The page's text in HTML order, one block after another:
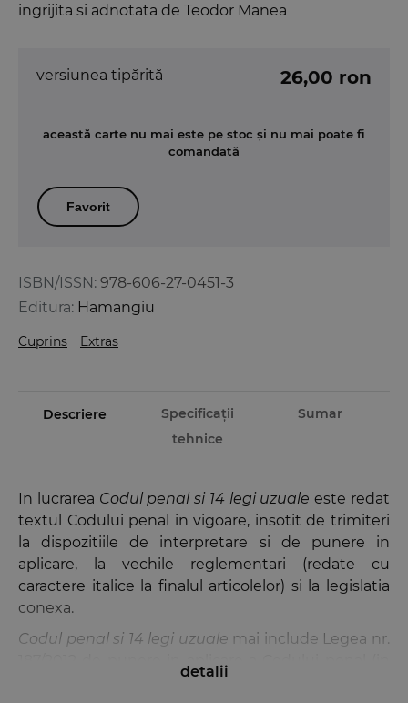
ingrijita si adnotata de Teodor Manea
ISBN/ISSN: 978-606-27-0451-3
Editura: Hamangiu
Cuprins Extras
versiunea tipărită 26,00 ron
această carte nu mai este pe stoc și nu mai poate fi
comandată
Favorit
Descriere
Specificații
tehnice
Sumar
In lucrarea Codul penal si 14 legi uzuale este redat
textul Codului penal in vigoare, insotit de trimiteri
la dispozitiile de interpretare si de punere in
aplicare, la vechile reglementari (redate cu
caractere italice la finalul articolelor) si la legislatia
conexa.
Codul penal si 14 legi uzuale mai include Legea nr.
187/2012 de punere in aplicare a Codului penal (in
extras), precum si 13 legi speciale care contin
detalii